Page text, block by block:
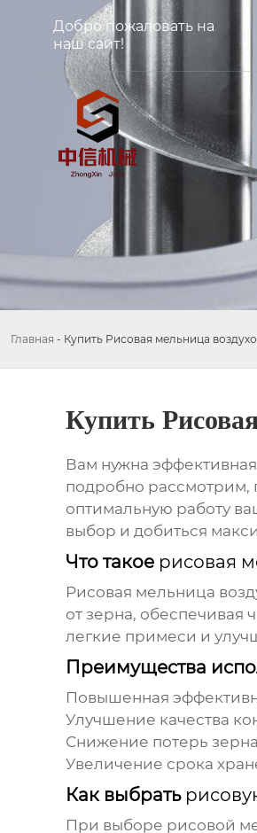
Добро пожаловать на
наш сайт!
Главная - Купить Рисовая мельница
Купить
Вам нужна
подробно рассмотрим,
оптимальную работу
выбор и добиться
Что такое рисовая
Рисовая мельница
от зерна, обеспечивая
легкие примеси и
Преимущества
Повышенная
Улучшение качества
Снижение потерь
Увеличение срока
Как выбрать
При выборе рисовой